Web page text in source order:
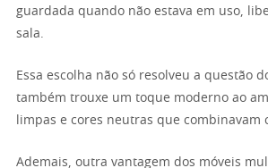
guardada quando não estava em uso,
sala.
Essa escolha não só resolveu a questão
também trouxe um toque moderno ao
limpas e cores neutras que combinavam
Ademais, outra vantagem dos móveis